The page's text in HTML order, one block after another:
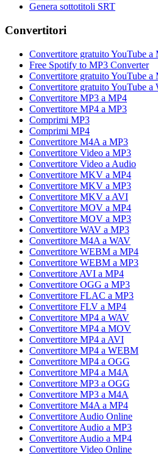
Genera sottotitoli SRT
Convertitori
Convertitore gratuito YouTube a
Free Spotify to MP3 Converter
Convertitore gratuito YouTube a
Convertitore gratuito YouTube a
Convertitore MP3 a MP4
Convertitore MP4 a MP3
Comprimi MP3
Comprimi MP4
Convertitore M4A a MP3
Convertitore Video a MP3
Convertitore Video a Audio
Convertitore MKV a MP4
Convertitore MKV a MP3
Convertitore MKV a AVI
Convertitore MOV a MP4
Convertitore MOV a MP3
Convertitore WAV a MP3
Convertitore M4A a WAV
Convertitore WEBM a MP4
Convertitore WEBM a MP3
Convertitore AVI a MP4
Convertitore OGG a MP3
Convertitore FLAC a MP3
Convertitore FLV a MP4
Convertitore MP4 a WAV
Convertitore MP4 a MOV
Convertitore MP4 a AVI
Convertitore MP4 a WEBM
Convertitore MP4 a OGG
Convertitore MP4 a M4A
Convertitore MP3 a OGG
Convertitore MP3 a M4A
Convertitore M4A a MP4
Convertitore Audio Online
Convertitore Audio a MP3
Convertitore Audio a MP4
Convertitore Video Online